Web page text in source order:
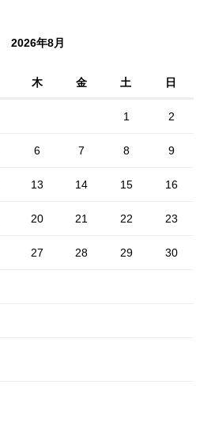
2026年8月
木 金 土 日
1 2
6 7 8 9
13 14 15 16
20 21 22 23
27 28 29 30